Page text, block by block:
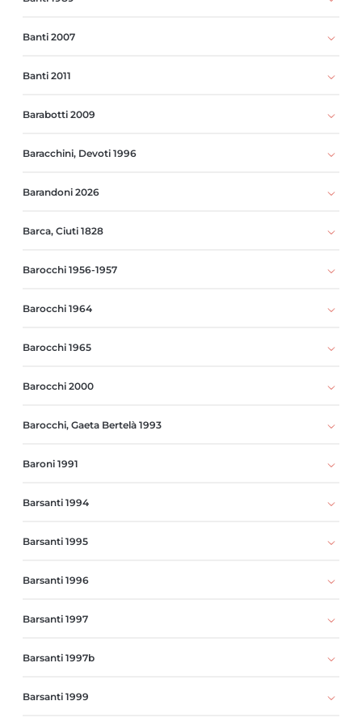
Banti 2007
Banti 2011
Barabotti 2009
Baracchini, Devoti 1996
Barandoni 2026
Barca, Ciuti 1828
Barocchi 1956-1957
Barocchi 1964
Barocchi 1965
Barocchi 2000
Barocchi, Gaeta Bertelà 1993
Baroni 1991
Barsanti 1994
Barsanti 1995
Barsanti 1996
Barsanti 1997
Barsanti 1997b
Barsanti 1999